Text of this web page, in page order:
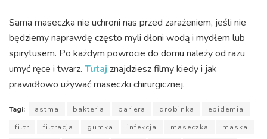
Sama maseczka nie uchroni nas przed zarażeniem, jeśli nie
będziemy naprawdę często myli dłoni wodą i mydłem lub
spirytusem. Po każdym powrocie do domu należy od razu
umyć ręce i twarz. Tutaj znajdziesz filmy kiedy i jak
prawidłowo używać maseczki chirurgicznej.
Tagi: astma bakteria bariera drobinka
epidemia
filtr
filtracja gumka infekcja maseczka
maska